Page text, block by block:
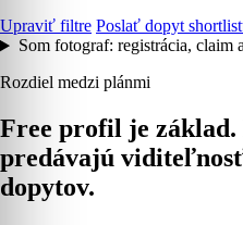
Upraviť filtre Poslať dopyt
Som fotograf: registrácia, claim
Rozdiel medzi plánmi
Free profil je základ.
predávajú
dopytov.